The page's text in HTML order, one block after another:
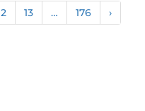
13 … 176 ›